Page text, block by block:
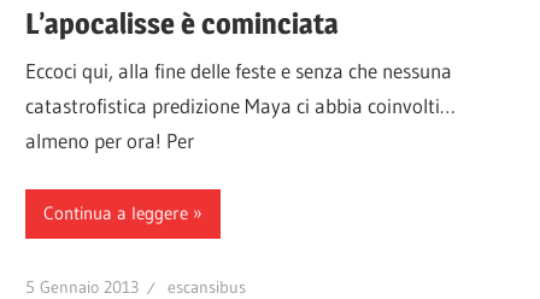
L’apocalisse è cominciata
Eccoci qui, alla fine delle feste e senza che nessuna
catastrofistica predizione Maya ci abbia coinvolti…
almeno per ora! Per
Continua a leggere
5 Gennaio 2013 escansibus